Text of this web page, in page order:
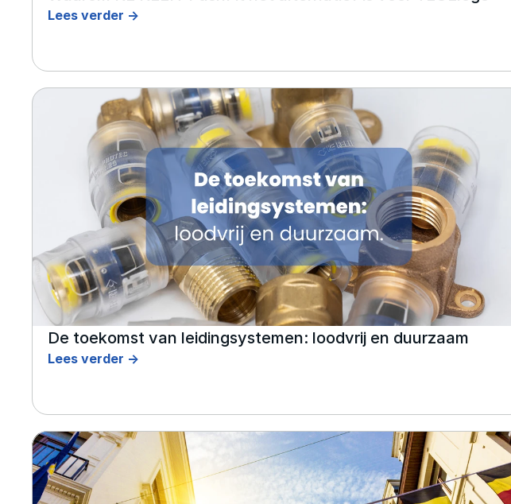
Lees verder ->
De toekomst van leidingsystemen: loodvrij en duurzaam
Lees verder ->